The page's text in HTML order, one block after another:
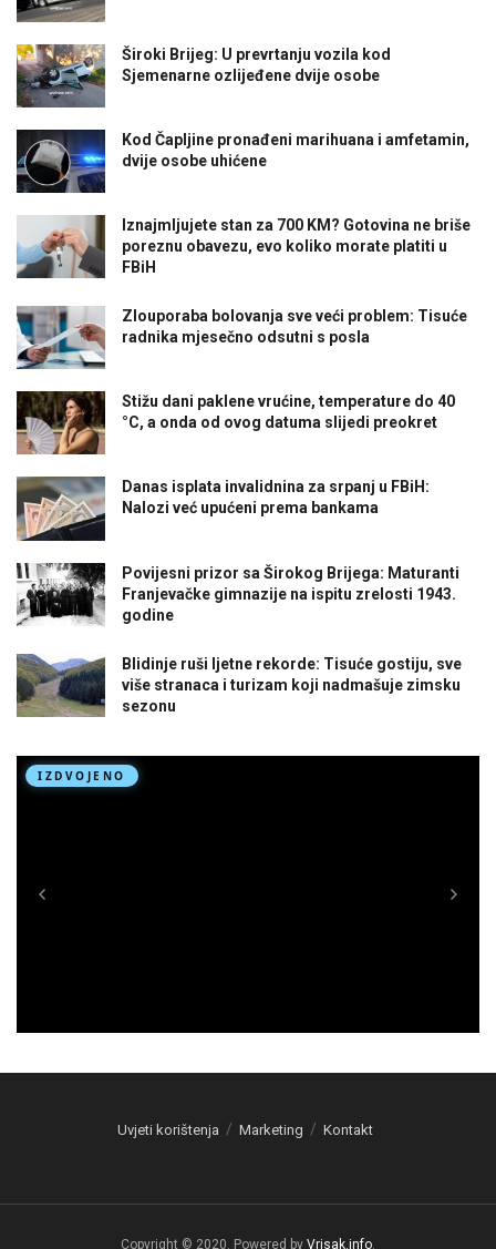
Široki Brijeg: U prevrtanju vozila kod
Sjemenarne ozlijeđene dvije osobe
Kod Čapljine pronađeni marihuana i amfetamin,
dvije osobe uhićene
Iznajmljujete stan za 700 KM? Gotovina ne briše
poreznu obavezu, evo koliko morate platiti u
FBiH
Zlouporaba bolovanja sve veći problem: Tisuće
radnika mjesečno odsutni s posla
Stižu dani paklene vrućine, temperature do 40
°C, a onda od ovog datuma slijedi preokret
Danas isplata invalidnina za srpanj u FBiH:
Nalozi već upućeni prema bankama
Povijesni prizor sa Širokog Brijega: Maturanti
Franjevačke gimnazije na ispitu zrelosti 1943.
godine
Blidinje ruši ljetne rekorde: Tisuće gostiju, sve
više stranaca i turizam koji nadmašuje zimsku
sezonu
Uvjeti korištenja Marketing Kontakt
Copyright © 2020. Powered by Vrisak.info